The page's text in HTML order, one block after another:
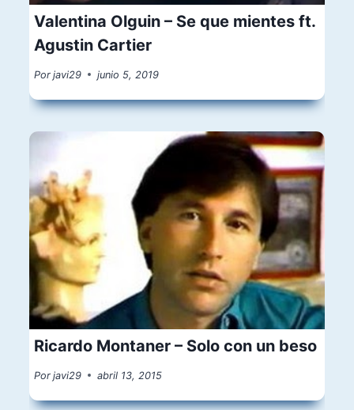
Valentina Olguin – Se que mientes ft.
Agustin Cartier
Por javi29 junio 5, 2019
Ricardo Montaner – Solo con un beso
Por javi29 abril 13, 2015